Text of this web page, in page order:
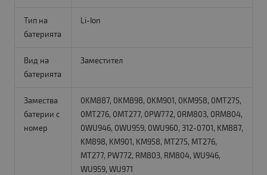
Тип на
батерията
Li-Ion
Вид на
батерията
Заместител
Замества
батерии с
номер
0KM887, 0KM898, 0KM901, 0KM958, 0MT275,
0MT276, 0MT277, 0PW772, 0RM803, 0RM804,
0WU946, 0WU959, 0WU960, 312-0701, KM887,
KM898, KM901, KM958, MT275, MT276,
MT277, PW772, RM803, RM804, WU946,
WU959, WU971